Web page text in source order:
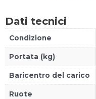
Dati tecnici
Condizione
Portata (kg)
Baricentro del carico
Ruote